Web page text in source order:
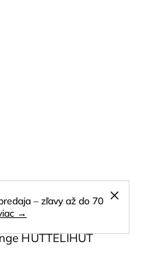
– zľavy až do 70
→
HUTTELIHUT